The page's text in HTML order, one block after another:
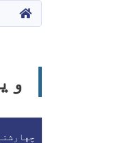
چهارشنبه ۱۴۰۲/۱/۱۶ -